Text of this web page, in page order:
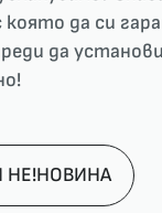
която да си
да